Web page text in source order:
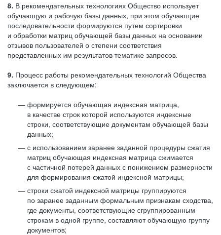
8. В рекомендательных технологиях Общество использует
обучающую и рабочую базы данных, при этом обучающие
последовательности формируются путем сортировки
и обработки матриц обучающей базы данных на основании
отзывов пользователей о степени соответствия
представленных им результатов тематике запросов.
9. Процесс работы рекомендательных технологий Общества
заключается в следующем:
формируется обучающая индексная матрица,
в качестве строк которой используются индексные
строки, соответствующие документам обучающей базы
данных;
с использованием заранее заданной процедуры сжатия
матриц обучающая индексная матрица сжимается
с частичной потерей данных с понижением размерности
для формирования сжатой индексной матрицы;
строки сжатой индексной матрицы группируются
по заранее заданным формальным признакам сходства,
где документы, соответствующие сгруппированным
строкам в одной группе, составляют обучающую группу
документов;